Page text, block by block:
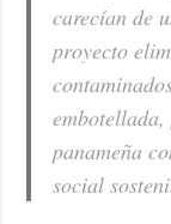
carecían de
proyecto
panameña
social